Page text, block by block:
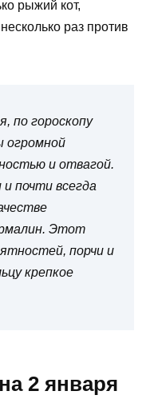
рыжий кот,
раз против
по гороскопу
огромной
и отвагой.
почти всегда
Этот
порчи и
крепкое
2 января